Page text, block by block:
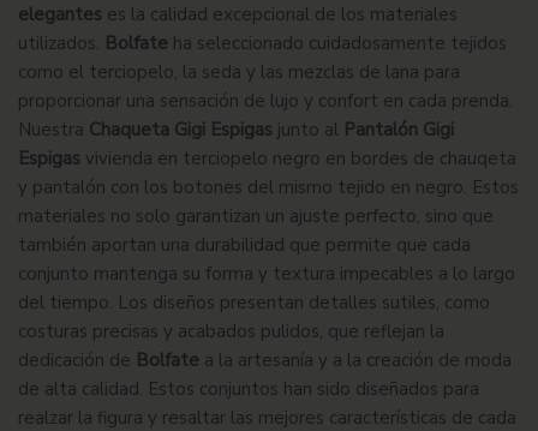
elegantes es la calidad excepcional de los materiales
utilizados. Bolfate ha seleccionado cuidadosamente tejidos
como el terciopelo, la seda y las mezclas de lana para
proporcionar una sensación de lujo y confort en cada prenda.
Nuestra Chaqueta Gigi Espigas junto al Pantalón Gigi
Espigas vivienda en terciopelo negro en bordes de chauqeta
y pantalón con los botones del mismo tejido en negro. Estos
materiales no solo garantizan un ajuste perfecto, sino que
también aportan una durabilidad que permite que cada
conjunto mantenga su forma y textura impecables a lo largo
del tiempo. Los diseños presentan detalles sutiles, como
costuras precisas y acabados pulidos, que reflejan la
dedicación de Bolfate a la artesanía y a la creación de moda
de alta calidad. Estos conjuntos han sido diseñados para
realzar la figura y resaltar las mejores características de cada